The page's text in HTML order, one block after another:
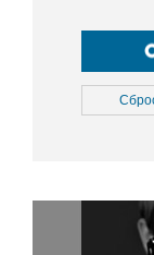
Досуг,